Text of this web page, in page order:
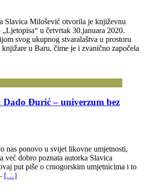
Slavica Milošević otvorila je književnu
u četvrtak 30.januara 2020.
svog ukupnog stvaralaštva u prostoru
u Baru, čime je i zvanično započela
Dado Đurić – univerzum bez
nas ponovo u svijet likovne umjetnosti,
već dobro poznata autorka Slavica
put piše o crnogorskim umjetnicima i to
[…]